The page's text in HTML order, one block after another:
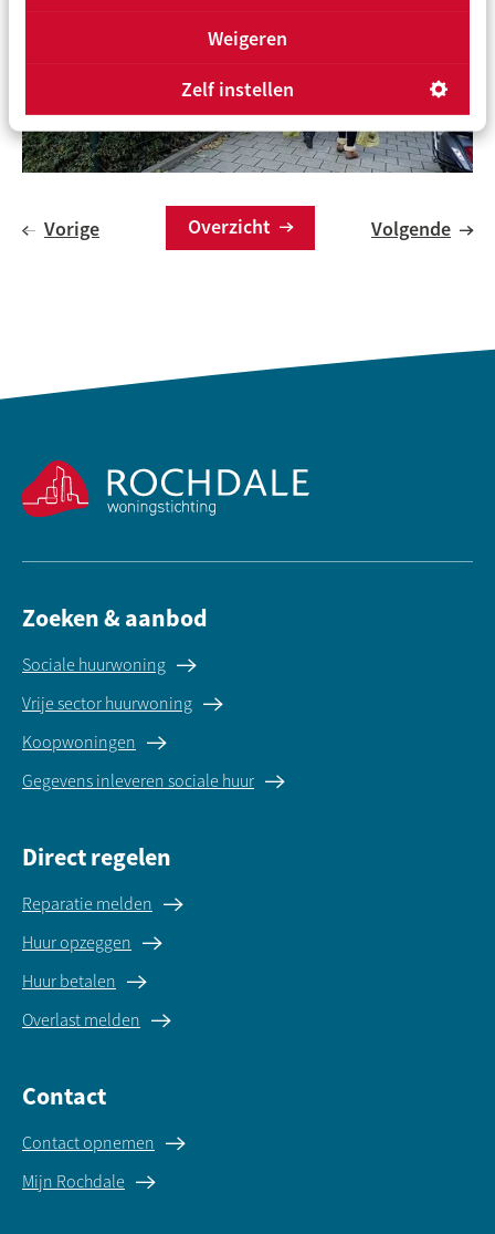
Weigeren
Zelf instellen
Volgende
Overzicht
Vorige
Zoeken & aanbod
Sociale huurwoning
Vrije sector huurwoning
Koopwoningen
Gegevens inleveren sociale huur
Direct regelen
Reparatie melden
Huur opzeggen
Huur betalen
Overlast melden
Contact
Contact opnemen
Mijn Rochdale